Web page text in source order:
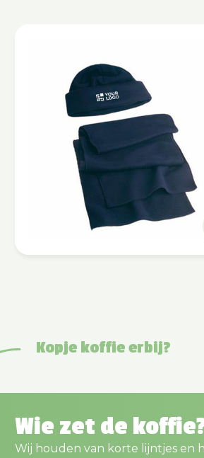
Kopje koffie erbij?
Wie zet de
Wij houden van korte lijntjes en